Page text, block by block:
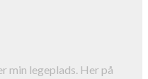
min legeplads. Her på